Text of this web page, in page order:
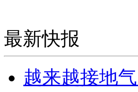
最新快报
越来越接地